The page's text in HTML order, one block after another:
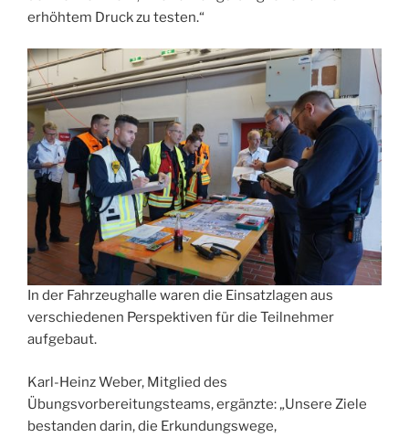
erhöhtem Druck zu testen.“
In der Fahrzeughalle waren die Einsatzlagen aus
verschiedenen Perspektiven für die Teilnehmer
aufgebaut.
Karl-Heinz Weber, Mitglied des
Übungsvorbereitungsteams, ergänzte: „Unsere Ziele
bestanden darin, die Erkundungswege,